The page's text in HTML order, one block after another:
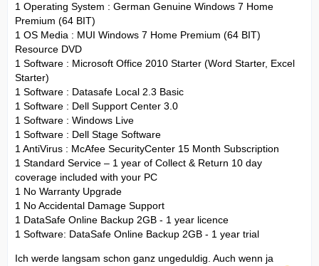
1 Operating System : German Genuine Windows 7 Home
Premium (64 BIT)
1 OS Media : MUI Windows 7 Home Premium (64 BIT)
Resource DVD
1 Software : Microsoft Office 2010 Starter (Word Starter, Excel
Starter)
1 Software : Datasafe Local 2.3 Basic
1 Software : Dell Support Center 3.0
1 Software : Windows Live
1 Software : Dell Stage Software
1 AntiVirus : McAfee SecurityCenter 15 Month Subscription
1 Standard Service – 1 year of Collect & Return 10 day
coverage included with your PC
1 No Warranty Upgrade
1 No Accidental Damage Support
1 DataSafe Online Backup 2GB - 1 year licence
1 Software: DataSafe Online Backup 2GB - 1 year trial
Ich werde langsam schon ganz ungeduldig. Auch wenn ja